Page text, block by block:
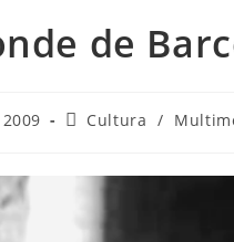
de
PostCultura /